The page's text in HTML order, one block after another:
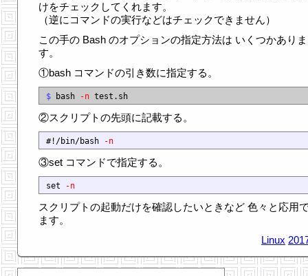
けをチェックしてくれます。
（逆にコマンドの実行などはチェックできません）
この手の Bash のオプションの指定方法は いくつかありま
す。
①bash コマンドの引き数に指定する。
$ bash -n
②スクリプトの先頭に記載する。
#!/bin/bash -n
③set コマンドで指定する。
set -n
スクリプトの起動だけを確認したいときなど 色々と応用
ます。
Linux